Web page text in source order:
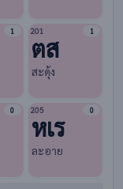
1 201 1
ตส
สะดุ้ง
0 205 0
หเร
ละอาย